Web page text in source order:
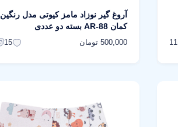
11
آروغ گیر نوزاد مامز کیوتی مدل رنگین
کمان AR-88 بسته دو عددی
500,000 تومان 15